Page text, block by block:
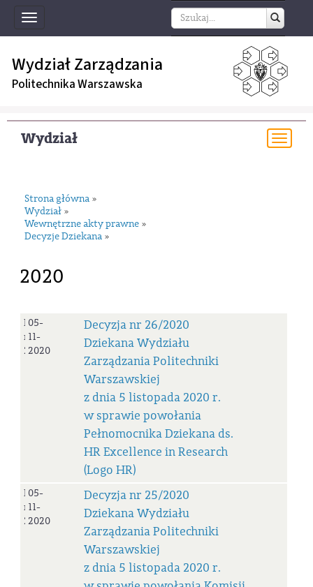
Toggle
navigation
Wydział Zarządzania
Politechnika Warszawska
Wydział
Strona główna »
Wydział »
Wewnętrzne akty prawne »
Decyzje Dziekana »
2020
Decyzja
nr
26/2020
05-
11-
2020
Decyzja nr 26/2020
Dziekana Wydziału
Zarządzania Politechniki
Warszawskiej
z dnia 5 listopada 2020 r.
w sprawie powołania
Pełnomocnika Dziekana ds.
HR Excellence in Research
(Logo HR)
Decyzja
nr
25/2020
05-
11-
2020
Decyzja nr 25/2020
Dziekana Wydziału
Zarządzania Politechniki
Warszawskiej
z dnia 5 listopada 2020 r.